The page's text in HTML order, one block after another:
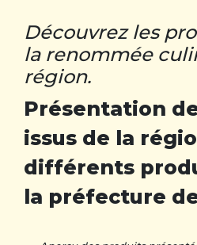
Découvrez les
la renommée
région.
Présentation
issus de la
différents
la préfecture